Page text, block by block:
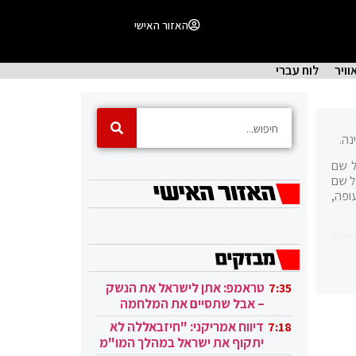
האזור האישי
לוח עברי
על שם
שם
7:35 טראמפ: אתן לישראל את הנשק
– אבל שתסיים את המלחמה
בעזה 7:18 דיווח אמריקני: "חיזבאללה לא
יתקוף את ישראל במהלך המו"מ